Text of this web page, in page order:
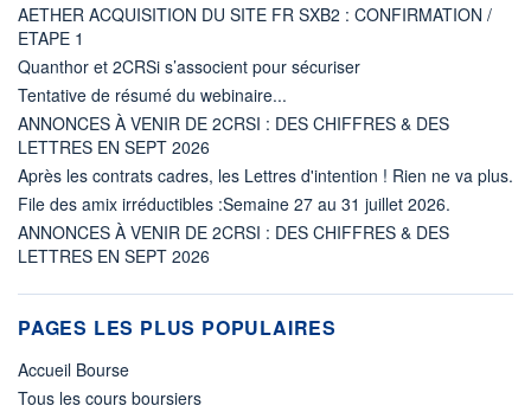
AETHER ACQUISITION DU SITE FR SXB2 : CONFIRMATION /
ETAPE 1
Quanthor et 2CRSi s’associent pour sécuriser
Tentative de résumé du webinaire...
ANNONCES À VENIR DE 2CRSI : DES CHIFFRES & DES
LETTRES EN SEPT 2026
Après les contrats cadres, les Lettres d'intention ! Rien ne va plus.
File des amix irréductibles :Semaine 27 au 31 juillet 2026.
ANNONCES À VENIR DE 2CRSI : DES CHIFFRES & DES
LETTRES EN SEPT 2026
PAGES LES PLUS POPULAIRES
Accueil Bourse
Tous les cours boursiers